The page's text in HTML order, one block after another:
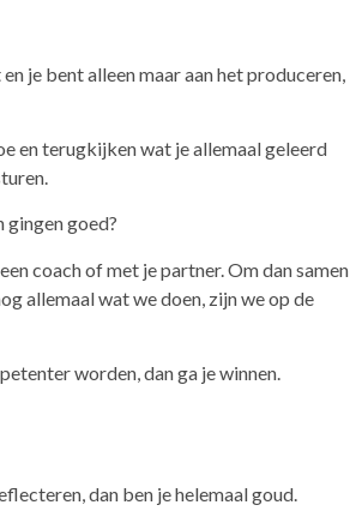
je bent alleen maar aan het produceren,
en terugkijken wat je allemaal geleerd
gingen goed?
coach of met je partner. Om dan samen
allemaal wat we doen, zijn we op de
worden, dan ga je winnen.
dan ben je helemaal goud.